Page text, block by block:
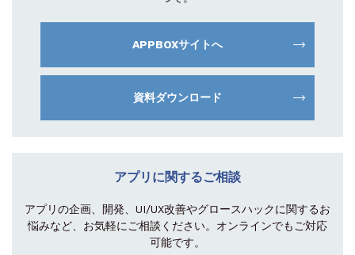
APPBOXサイトへ
資料ダウンロード
アプリに関するご相談
アプリの企画、開発、UI/UX改善やグロースハックに関するお
悩みなど、お気軽にご相談 ください。オンラインでもご対応
可能です。